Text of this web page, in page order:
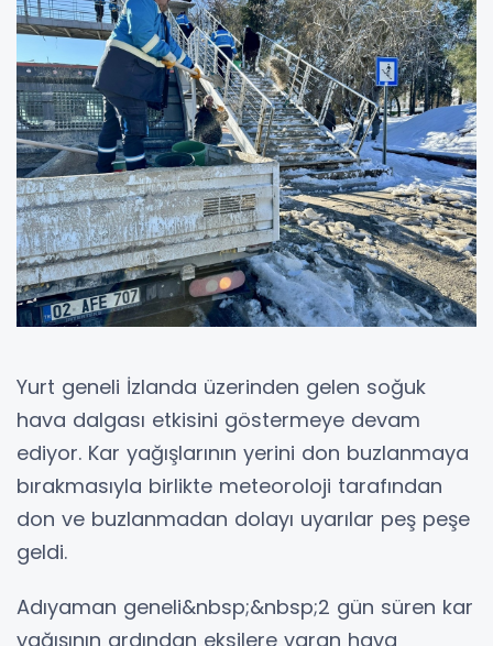
Yurt geneli İzlanda üzerinden gelen soğuk
hava dalgası etkisini göstermeye devam
ediyor. Kar yağışlarının yerini don buzlanmaya
bırakmasıyla birlikte meteoroloji tarafından
don ve buzlanmadan dolayı uyarılar peş peşe
geldi.
Adıyaman geneli&nbsp;&nbsp;2 gün süren kar
yağışının ardından eksilere varan hava